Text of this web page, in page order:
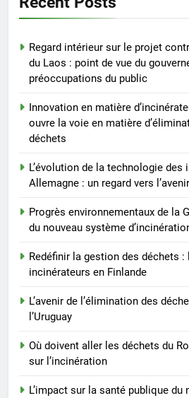
Innovation
ouvre la
déchets
3
regard vers
AIO
Gambie :
nouveau
AIO
5
déchets :
Regard intérieur sur le projet
du Laos : point de vue du
préoccupations du public
Innovation en matière
ouvre la voie en matière
déchets
L’évolution de la technologie des
Allemagne : un regard vers l’avenir
Progrès environnementaux de la
du nouveau système
Redéfinir la gestion des déchets :
incinérateurs en Finlande
L’avenir de l’élimination des
l’Uruguay
Où doivent aller les déchets du
sur l’incinération
L’impact sur la santé publique du